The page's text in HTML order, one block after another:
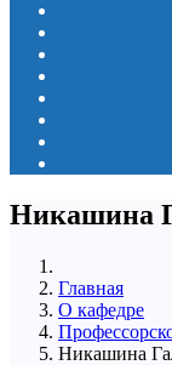
Никашина
Главная
О кафедре
Никашина